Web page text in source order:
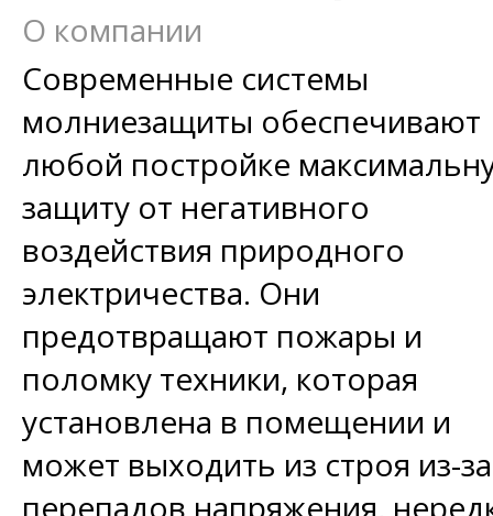
О компании
Современные системы
молниезащиты обеспечивают
любой постройке
защиту от негативного
воздействия природного
электричества. Они
предотвращают пожары и
поломку техники, которая
установлена в помещении и
может выходить из строя из-за
перепадов напряжения,